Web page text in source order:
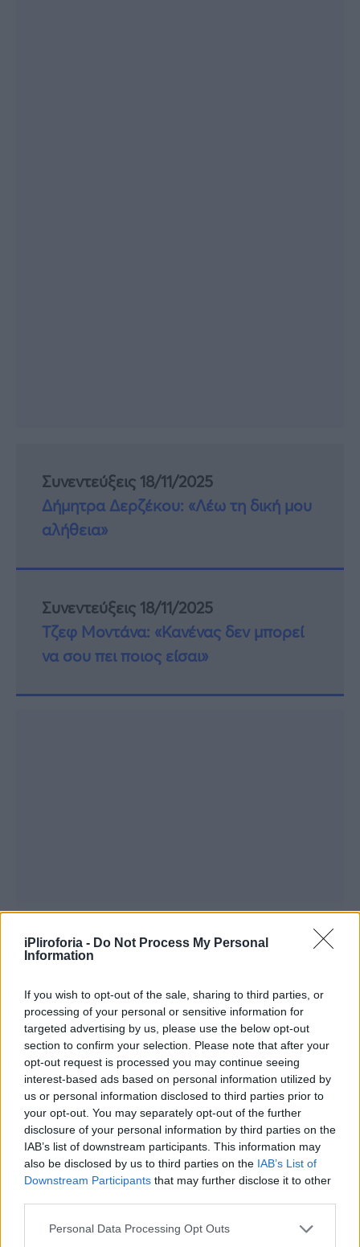
iPliroforia - Do Not Process My Personal
Information
If you wish to opt-out of the sale, sharing to third parties, or
processing of your personal or sensitive information for
targeted advertising by us, please use the below opt-out
section to confirm your selection. Please note that after your
opt-out request is processed you may continue seeing
interest-based ads based on personal information utilized by
us or personal information disclosed to third parties prior to
your opt-out. You may separately opt-out of the further
disclosure of your personal information by third parties on the
IAB’s list of downstream participants. This information may
also be disclosed by us to third parties on the IAB’s List of
Downstream Participants that may further disclose it to other
Personal Data Processing Opt Outs
Συνεντεύξεις 18/11/2025
Δήμητρα Δερζέκου: «Λέω τη δική μου
αλήθεια»
Συνεντεύξεις 18/11/2025
Τζεφ Μοντάνα: «Κανένας δεν μπορεί
να σου πει ποιος είσαι»
Περισσότερες
Ειδήσεις σήμερα